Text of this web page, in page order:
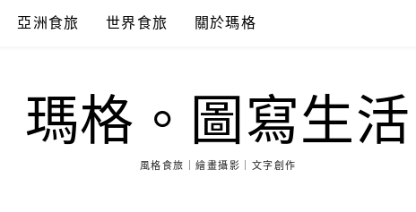
亞洲食旅 世界食旅 關於瑪格
瑪格。圖寫生活
風格食旅｜繪畫攝影｜文字創作